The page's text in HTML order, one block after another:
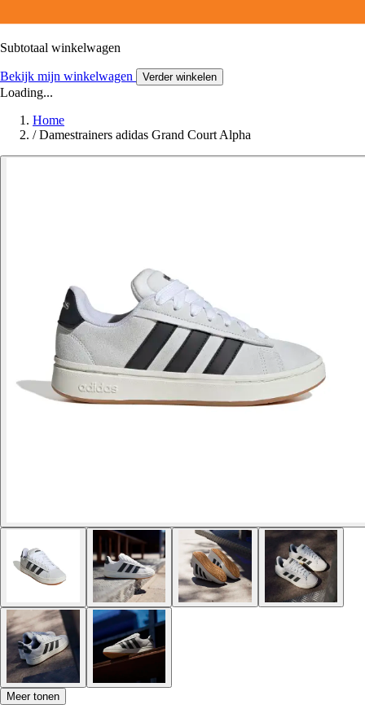
Subtotaal winkelwagen
Bekijk mijn winkelwagen Verder winkelen
Loading...
Home
/ Damestrainers adidas Grand Court Alpha
Meer tonen